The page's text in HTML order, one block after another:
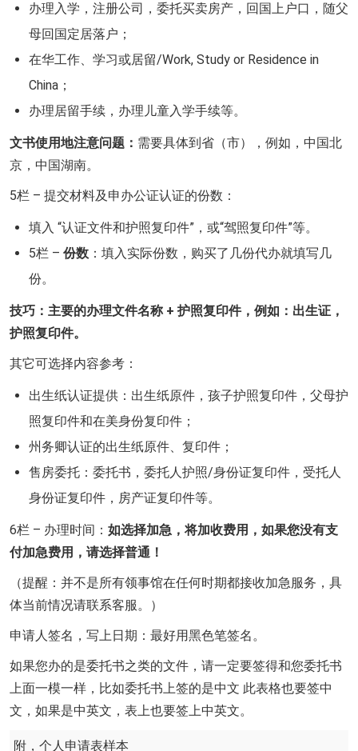
办理入学，注册公司，委托买卖房产，回国上户口，随父
母回国定居落户；
在华工作、学习或居留/Work, Study or Residence in
China；
办理居留手续，办理儿童入学手续等。
文书使用地注意问题： 需要具体到省（市），例如，中国北
京，中国湖南。
5栏 – 提交材料及申办公证认证的份数：
填入 “认证文件和护照复印件”，或“驾照复印件”等。
5栏 – 份数 ：填入实际份数，购买了几份代办就填写几
份。
技巧：主要的办理文件名称 + 护照复印件，例如：出生证，
护照复印件。
其它可选择内容参考：
出生纸认证提供：出生纸原件，孩子护照复印件，父母护
照复印件和在美身份复印件；
州务卿认证的出生纸原件、复印件；
售房委托：委托书，委托人护照/身份证复印件，受托人
身份证复印件，房产证复印件等。
6栏 – 办理时间： 如选择加急，将加收费用，如果您没有支
付加急费用，请选择普通！
（提醒：并不是所有领事馆在任何时期都接收加急服务，具
体当前情况请联系客服。）
申请人签名，写上日期：最好用黑色笔签名。
如果您办的是委托书之类的文件，请一定要签得和您委托书
上面一模一样，比如委托书上签的是中文 此表格也要签中
文，如果是中英文，表上也要签上中英文。
附，个人申请表样本